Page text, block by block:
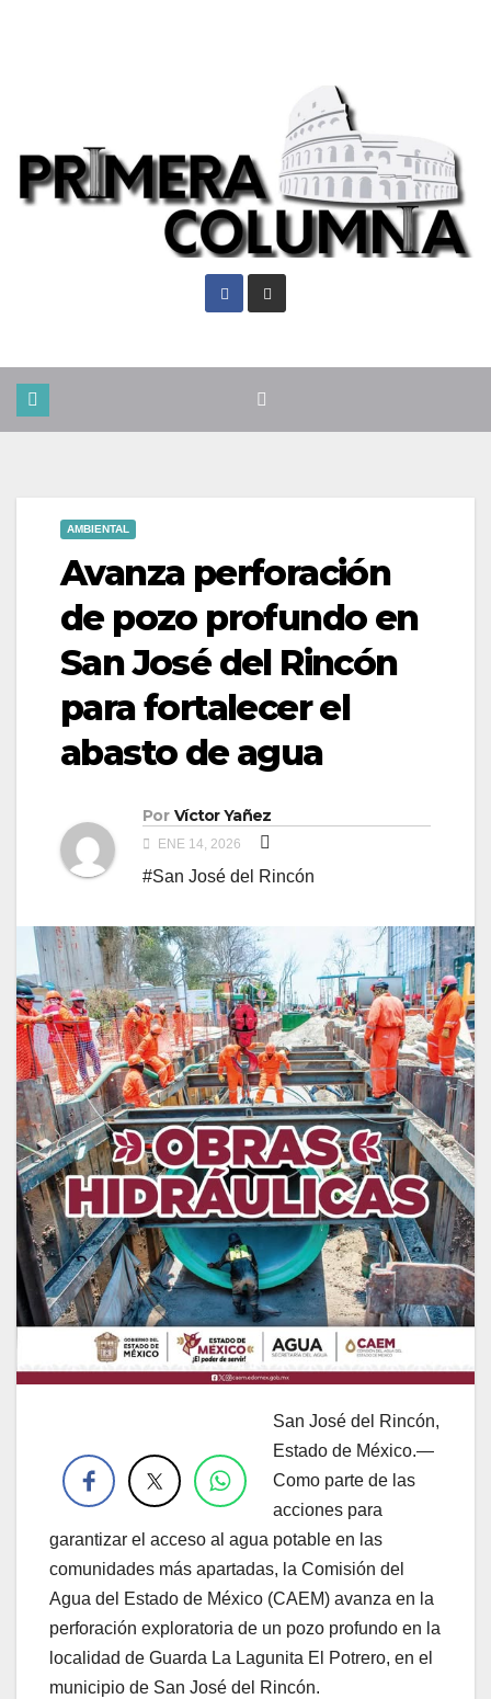
AMBIENTAL
Avanza perforación
de pozo profundo en
San José del Rincón
para fortalecer el
abasto de agua
Por Víctor Yañez
ENE 14, 2026
#San José del Rincón
San José del Rincón,
Estado de México.—
Como parte de las
acciones para
garantizar el acceso al agua potable en las
comunidades más apartadas, la Comisión del
Agua del Estado de México (CAEM) avanza en la
perforación exploratoria de un pozo profundo en la
localidad de Guarda La Lagunita El Potrero, en el
municipio de San José del Rincón.